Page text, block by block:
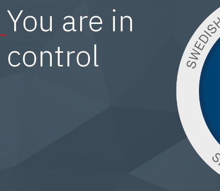
You are in
control